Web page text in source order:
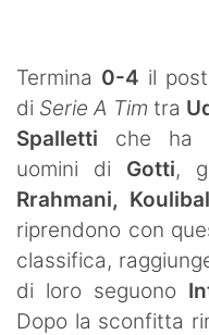
Contatti
Termina 0-4 il
di Serie A Tim tra
Spalletti che ha
uomini di Gotti,
Rrahmani,
riprendono con
classifica,
di loro seguono
Dopo la sconfitta